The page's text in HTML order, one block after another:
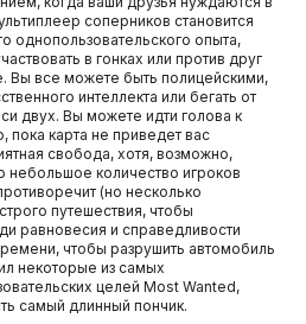
соперников становится
однопользовательского опыта,
в гонках или против друг
Вы все можете быть полицейскими,
интеллекта или бегать от
двух. Вы можете идти голова к
пока карта не приведет вас
свобода, хотя, возможно,
небольшое количество игроков
(но несколько
путешествия, чтобы
равновесия и справедливости
чтобы разрушить автомобиль
некоторые из самых
целей Most Wanted,
самый длинный пончик.